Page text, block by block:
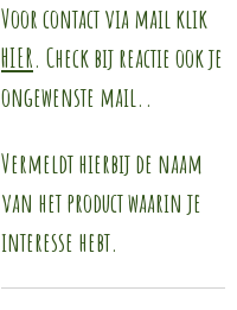
Voor contact via mail klik
HIER. Check bij reactie ook je
ongewenste mail..
Vermeldt hierbij de naam
van het product waarin je
interesse hebt.